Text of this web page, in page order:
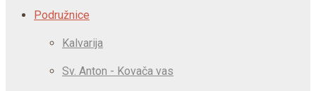
Podružnice
Kalvarija
Sv. Anton - Kovača vas